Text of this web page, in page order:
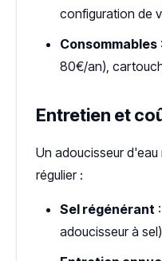
configuration de
Consommables
80€/an),
Entretien et
Un adoucisseur
régulier :
Sel régénérant
adoucisseur à sel)